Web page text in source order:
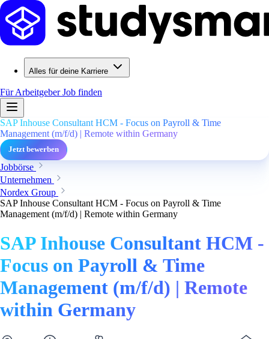
Alles für deine Karriere
Für ArbeitgeberJob finden
SAP Inhouse Consultant HCM - Focus on Payroll & Time
Management (m/f/d) | Remote within Germany
Jetzt bewerben
Jobbörse
Unternehmen
Nordex Group
SAP Inhouse Consultant HCM - Focus on Payroll & Time
Management (m/f/d) | Remote within Germany
SAP Inhouse Consultant HCM -
Focus on Payroll & Time
Management (m/f/d) | Remote
within Germany